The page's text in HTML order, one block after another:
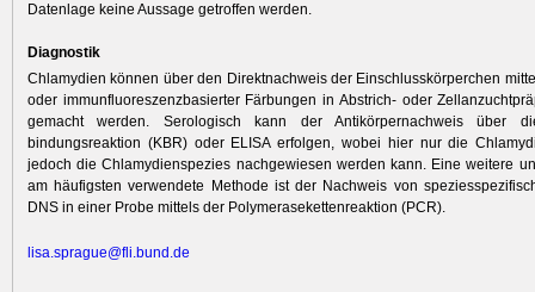
Datenlage keine Aussage getroffen werden.
Diagnostik
Chlamydien können über den Direktnachweis der Einschlusskörperchen
oder immunfluoreszenzbasierter Färbungen in Abstrich- oder
gemacht werden. Serologisch kann der Antikörpernachweis über
bindungsreaktion (KBR) oder ELISA erfolgen, wobei hier nur die
jedoch die Chlamydienspezies nachgewiesen werden kann. Eine weitere
am häufigsten verwendete Methode ist der Nachweis von
DNS in einer Probe mittels der Polymerasekettenreaktion (PCR).
lisa.sprague@fli.bund.de